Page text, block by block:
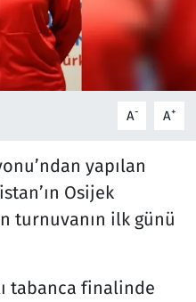
A- A+
yapılan
Osijek
turnuvanın ilk günü
tabanca finalinde